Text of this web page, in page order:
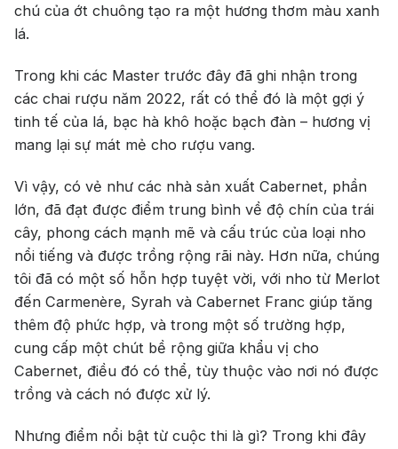
chú của ớt chuông tạo ra một hương thơm màu xanh
lá.
Trong khi các Master trước đây đã ghi nhận trong
các chai rượu năm 2022, rất có thể đó là một gợi ý
tinh tế của lá, bạc hà khô hoặc bạch đàn – hương vị
mang lại sự mát mẻ cho rượu vang.
Vì vậy, có vẻ như các nhà sản xuất Cabernet, phần
lớn, đã đạt được điểm trung bình về độ chín của trái
cây, phong cách mạnh mẽ và cấu trúc của loại nho
nổi tiếng và được trồng rộng rãi này. Hơn nữa, chúng
tôi đã có một số hỗn hợp tuyệt vời, với nho từ Merlot
đến Carmenère, Syrah và Cabernet Franc giúp tăng
thêm độ phức hợp, và trong một số trường hợp,
cung cấp một chút bề rộng giữa khẩu vị cho
Cabernet, điều đó có thể, tùy thuộc vào nơi nó được
trồng và cách nó được xử lý.
Nhưng điểm nổi bật từ cuộc thi là gì? Trong khi đây